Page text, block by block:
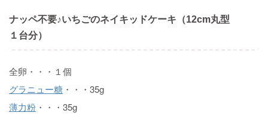
ナッペ不要♪いちごのネイキッドケーキ（12cm丸型
１台分）
全卵・・・１個
グラニュー糖 ・・・35g
薄力粉 ・・・35g